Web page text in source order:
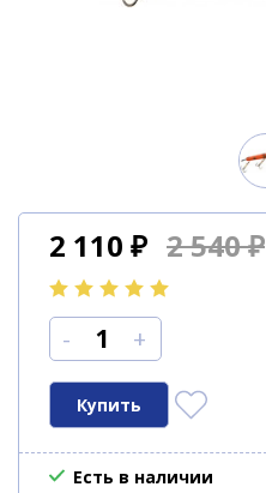
2 110 ₽ 2 540 ₽
- +
Есть в наличии